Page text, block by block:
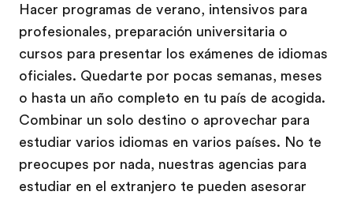
Hacer programas de verano, intensivos para
profesionales, preparación universitaria o
cursos para presentar los exámenes de idiomas
oficiales. Quedarte por pocas semanas, meses
o hasta un año completo en tu país de acogida.
Combinar un solo destino o aprovechar para
estudiar varios idiomas en varios países. No te
preocupes por nada, nuestras agencias para
estudiar en el extranjero te pueden asesorar